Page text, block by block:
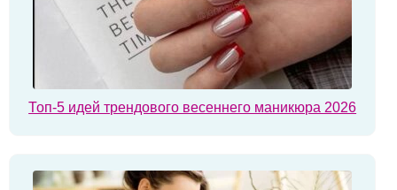
Топ-5 идей трендового весеннего маникюра 2026